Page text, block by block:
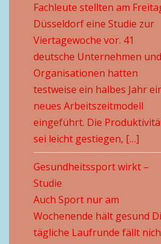
Fachleute stellten am
Düsseldorf eine Studie zur
Viertagewoche vor. 41
deutsche Unternehmen und
Organisationen hatten
testweise ein halbes Jahr
neues Arbeitszeitmodell
eingeführt. Die
sei leicht gestiegen, […]
Gesundheitssport wirkt –
Studie
Auch Sport nur am
Wochenende hält gesund
tägliche Laufrunde fällt